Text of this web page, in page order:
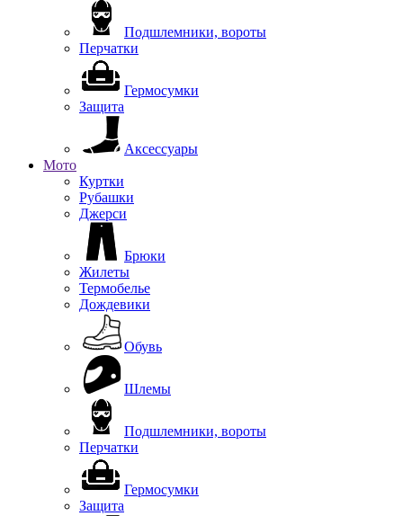
Подшлемники, вороты
Перчатки
Гермосумки
Защита
Аксессуары
Мото
Куртки
Рубашки
Джерси
Брюки
Жилеты
Термобелье
Дождевики
Обувь
Шлемы
Подшлемники, вороты
Перчатки
Гермосумки
Защита